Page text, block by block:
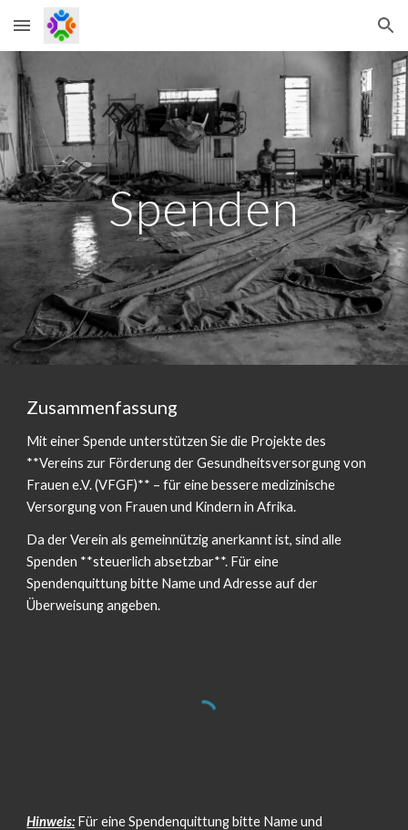
Skip to main content Skip to navigation
Spenden
Zusammenfassung
Mit einer Spende unterstützen Sie die Projekte des
**Vereins zur Förderung der Gesundheitsversorgung von
Frauen e.V. (VFGF)** – für eine bessere medizinische
Versorgung von Frauen und Kindern in Afrika.
Da der Verein als gemeinnützig anerkannt ist, sind alle
Spenden **steuerlich absetzbar**. Für eine
Spendenquittung bitte Name und Adresse auf der
Überweisung angeben.
Hinweis: Für eine Spendenquittung bitte Name und